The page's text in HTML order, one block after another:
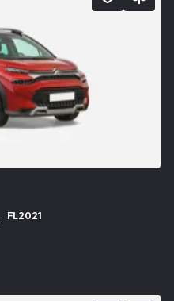
FL2021